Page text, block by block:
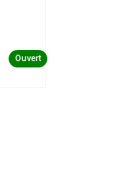
Ouvert